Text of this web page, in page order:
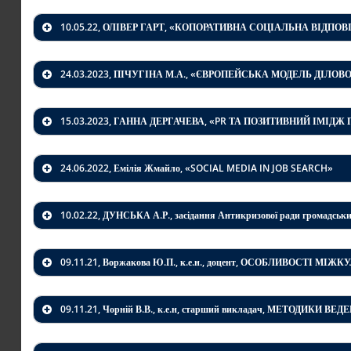
Експерт комітету з розвитку штучного
Комісії цифрового автоспорту FAU, Керуючий
Еліта України в номінації Інноваційність,
рекордів України за «Автоматизацію аграрного
10.05.22, ОЛІВЕР ГАРТ, «КОПОРАТИВНА СОЦІАЛЬНА
24.03.2023, ПІЧУГІНА М.А., «ЄВРОПЕЙСЬКА МОДЕЛЬ
15.03.2023,ГАННА ДЕРГАЧЕВА, «PR ТА ПОЗИТИВНИЙ ІМІДЖ
24.06.2022, Емілія Жмайло, «SOCIAL MEDIA IN JOB SEARCH»
10.02.22, ДУНСЬКА А.Р., засідання Антикризової ради
09.11.21, Воржакова Ю.П., к.е.н., доцент, ОСОБЛИВОСТІ
09.11.21, Чорній В.В., к.е.н, старший викладач,